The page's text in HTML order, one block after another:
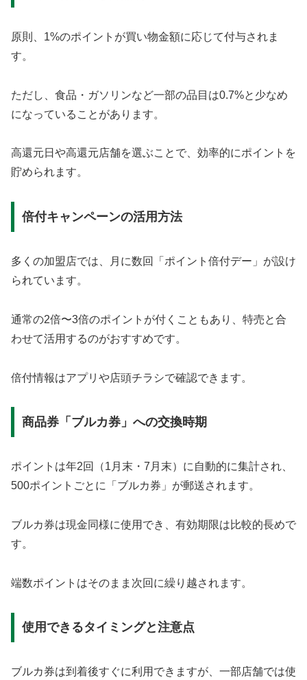
原則、1%のポイントが買い物金額に応じて付与されま
す。
ただし、食品・ガソリンなど一部の品目は0.7%と少なめ
になっていることがあります。
高還元日や高還元店舗を選ぶことで、効率的にポイントを
貯められます。
倍付キャンペーンの活用方法
多くの加盟店では、月に数回「ポイント倍付デー」が設け
られています。
通常の2倍〜3倍のポイントが付くこともあり、特売と合
わせて活用するのがおすすめです。
倍付情報はアプリや店頭チラシで確認できます。
商品券「ブルカ券」への交換時期
ポイントは年2回（1月末・7月末）に自動的に集計され、
500ポイントごとに「ブルカ券」が郵送されます。
ブルカ券は現金同様に使用でき、有効期限は比較的長めで
す。
端数ポイントはそのまま次回に繰り越されます。
使用できるタイミングと注意点
ブルカ券は到着後すぐに利用できますが、一部店舗では使